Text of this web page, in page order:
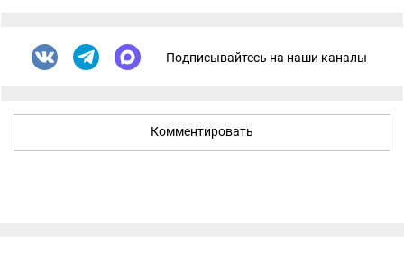
Подписывайтесь на наши каналы
Комментировать